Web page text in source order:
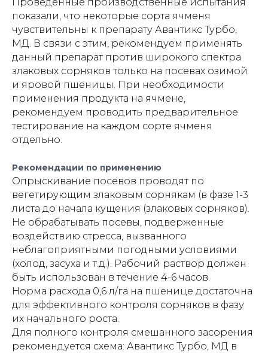
показали, что некоторые сорта ячменя
чувствительны к препарату Авантикс Турбо,
МД. В связи с этим, рекомендуем применять
данный препарат против широкого спектра
злаковых сорняков только на посевах озимой
и яровой пшеницы. При необходимости
применения продукта на ячмене,
рекомендуем проводить предварительное
тестирование на каждом сорте ячменя
отдельно.
Рекомендации по применению
Опрыскивание посевов проводят по
вегетирующим злаковым сорнякам (в фазе 1-3
листа до начала кущения (злаковых сорняков).
Не обрабатывать посевы, подверженные
воздействию стресса, вызванного
неблагоприятными погодными условиями
(холод, засуха и т.д.). Рабочий раствор должен
быть использован в течение 4-6 часов.
Норма расхода 0,6 л/га на пшенице достаточна
для эффективного контроля сорняков в фазу
их начального роста.
Для полного контроля смешанного засорения
рекомендуется схема: Авантикс Турбо, МД в